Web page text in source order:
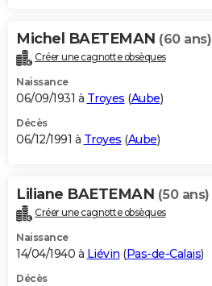
Michel BAETEMAN (60 ans)
Créer une cagnotte obsèques
Naissance
06/09/1931 à Troyes (Aube)
Décès
06/12/1991 à Troyes (Aube)
Liliane BAETEMAN (50 ans)
Créer une cagnotte obsèques
Naissance
14/04/1940 à Liévin (Pas-de-Calais)
Décès